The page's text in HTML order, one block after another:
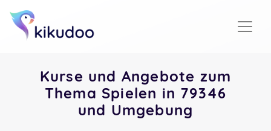
Kurse und Angebote zum
Thema Spielen in 79346
und Umgebung